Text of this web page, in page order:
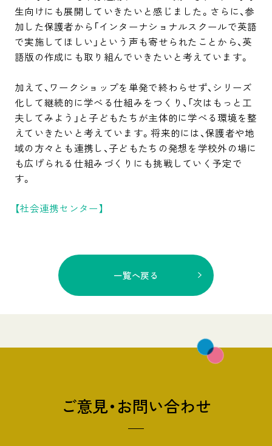
生向けにも展開していきたいと感じました。さらに、参
加した保護者から「インターナショナルスクールで英語
で実施してほしい」という声も寄せられたことから、英
語版の作成にも取り組んでいきたいと考えています。
加えて、ワークショップを単発で終わらせず、シリーズ
化して継続的に学べる仕組みをつくり、「次はもっと工
夫してみよう」と子どもたちが主体的に学べる環境を整
えていきたいと考えています。将来的には、保護者や地
域の方々とも連携し、子どもたちの発想を学校外の場に
も広げられる仕組みづくりにも挑戦していく予定で
す。
【社会連携センター】
一覧へ戻る
ご意見・お問い合わせ